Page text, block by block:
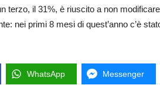
terzo, il 31%, è riuscito a non
nei primi 8 mesi di quest’anno c’è
WhatsApp Messenger